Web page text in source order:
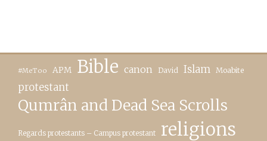
#MeToo APM Bible canon David Islam Moabite
protestant
Qumrân and Dead Sea Scrolls
Regards protestants – Campus protestant religions